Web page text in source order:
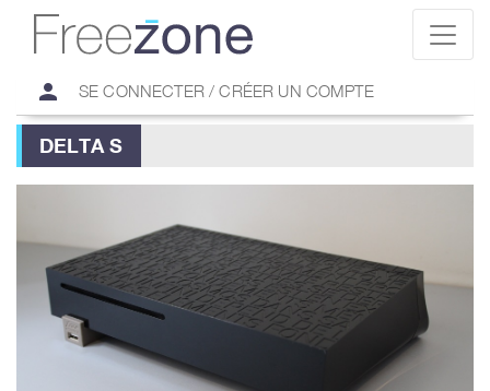
person SE CONNECTER / CRÉER UN COMPTE
DELTA S